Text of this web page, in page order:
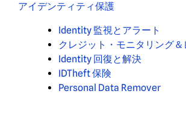
アイデンティティ保護
Identity 監視とアラート
クレジット・モニタリング＆
Identity 回復と解決
IDTheft 保険
Personal Data Remover